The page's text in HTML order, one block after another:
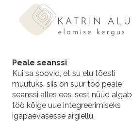
Peale seanssi
Kui sa soovid, et su elu tõesti
muutuks, siis on suur töö peale
seanssi alles ees, sest nüüd algab
töö kõige uue integreerimiseks
igapäevasesse argiellu.